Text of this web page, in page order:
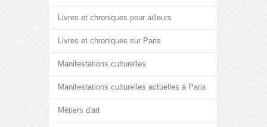
Livres et chroniques pour ailleurs
Livres et chroniques sur Paris
Manifestations culturelles
Manifestations culturelles actuelles à Paris
Métiers d'art